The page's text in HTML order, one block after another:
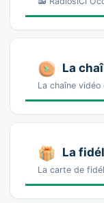
La
La chaîne
La
La carte de